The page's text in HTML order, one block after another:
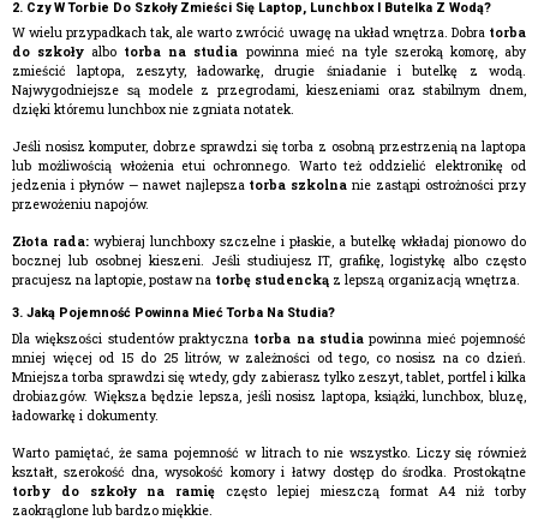
2. Czy W Torbie Do Szkoły Zmieści Się Laptop, Lunchbox I Butelka Z Wodą?
W wielu przypadkach tak, ale warto zwrócić uwagę na układ wnętrza. Dobra torba
do szkoły albo torba na studia powinna mieć na tyle szeroką komorę, aby
zmieścić laptopa, zeszyty, ładowarkę, drugie śniadanie i butelkę z wodą.
Najwygodniejsze są modele z przegrodami, kieszeniami oraz stabilnym dnem,
dzięki któremu lunchbox nie zgniata notatek.
Jeśli nosisz komputer, dobrze sprawdzi się torba z osobną przestrzenią na laptopa
lub możliwością włożenia etui ochronnego. Warto też oddzielić elektronikę od
jedzenia i płynów — nawet najlepsza torba szkolna nie zastąpi ostrożności przy
przewożeniu napojów.
Złota rada: wybieraj lunchboxy szczelne i płaskie, a butelkę wkładaj pionowo do
bocznej lub osobnej kieszeni. Jeśli studiujesz IT, grafikę, logistykę albo często
pracujesz na laptopie, postaw na torbę studencką z lepszą organizacją wnętrza.
3. Jaką Pojemność Powinna Mieć Torba Na Studia?
Dla większości studentów praktyczna torba na studia powinna mieć pojemność
mniej więcej od 15 do 25 litrów, w zależności od tego, co nosisz na co dzień.
Mniejsza torba sprawdzi się wtedy, gdy zabierasz tylko zeszyt, tablet, portfel i kilka
drobiazgów. Większa będzie lepsza, jeśli nosisz laptopa, książki, lunchbox, bluzę,
ładowarkę i dokumenty.
Warto pamiętać, że sama pojemność w litrach to nie wszystko. Liczy się również
kształt, szerokość dna, wysokość komory i łatwy dostęp do środka. Prostokątne
torby do szkoły na ramię często lepiej mieszczą format A4 niż torby
zaokrąglone lub bardzo miękkie.